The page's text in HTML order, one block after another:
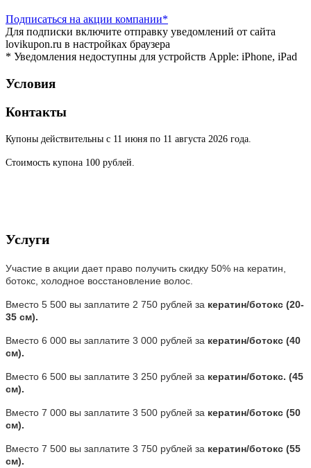
Подписаться на акции компании*
Для подписки включите отправку уведомлений от сайта
lovikupon.ru в настройках браузера
* Уведомления недоступны для устройств Apple: iPhone, iPad
Условия
Контакты
Купоны действительны с 11 июня по 11 августа 2026 года.
Стоимость купона 100 рублей.
Услуги
Участие в акции дает право получить скидку 50% на кератин,
ботокс, холодное восстановление волос.
Вместо 5 500 вы заплатите 2 750 рублей за кератин/ботокс (20-
35 см).
Вместо 6 000 вы заплатите 3 000 рублей за кератин/ботокс (40
см).
Вместо 6 500 вы заплатите 3 250 рублей за кератин/ботокс. (45
см).
Вместо 7 000 вы заплатите 3 500 рублей за кератин/ботокс (50
см).
Вместо 7 500 вы заплатите 3 750 рублей за кератин/ботокс (55
см).